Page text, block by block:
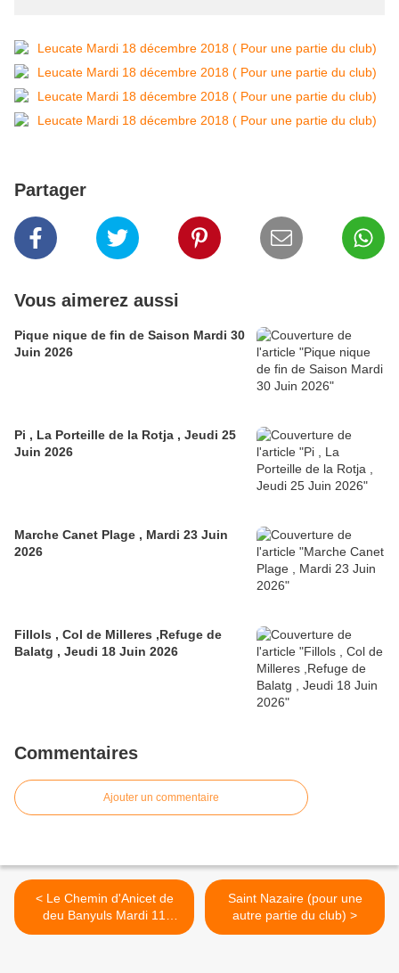
Partager
Vous aimerez aussi
Pique nique de fin de Saison Mardi 30
Juin 2026
Pi , La Porteille de la Rotja , Jeudi 25
Juin 2026
Marche Canet Plage , Mardi 23 Juin
2026
Fillols , Col de Milleres ,Refuge de
Balatg , Jeudi 18 Juin 2026
Commentaires
Ajouter un commentaire
< Le Chemin d'Anicet de
deu Banyuls Mardi 11
Décembre 2018
Saint Nazaire (pour une
autre partie du club) >